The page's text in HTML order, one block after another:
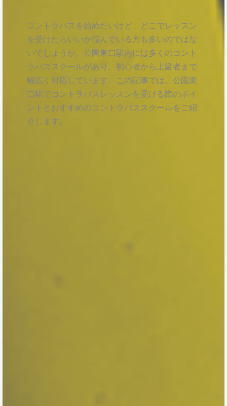
コントラバスを始めたいけど、どこでレッスン
を受けたらいいか悩んでいる方も多いのではな
いでしょうか。公園東口駅内には多くのコント
ラバススクールがあり、初心者から上級者まで
幅広く対応しています。この記事では、公園東
口駅でコントラバスレッスンを受ける際のポイ
ントとおすすめのコントラバススクールをご紹
介します。